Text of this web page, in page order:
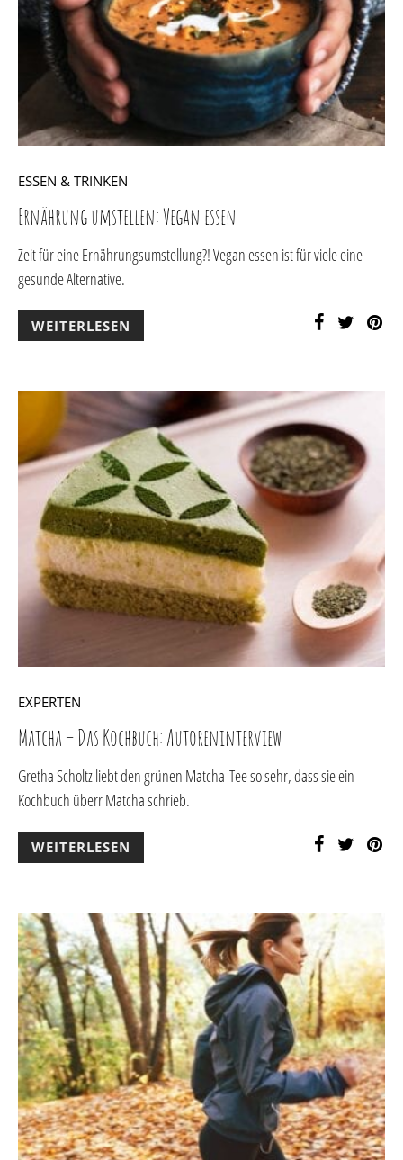
ESSEN & TRINKEN
Ernährung umstellen: Vegan essen
Zeit für eine Ernährungsumstellung?! Vegan essen ist für viele eine
gesunde Alternative.
WEITERLESEN
EXPERTEN
Matcha – Das Kochbuch: Autoreninterview
Gretha Scholtz liebt den grünen Matcha-Tee so sehr, dass sie ein
Kochbuch überr Matcha schrieb.
WEITERLESEN